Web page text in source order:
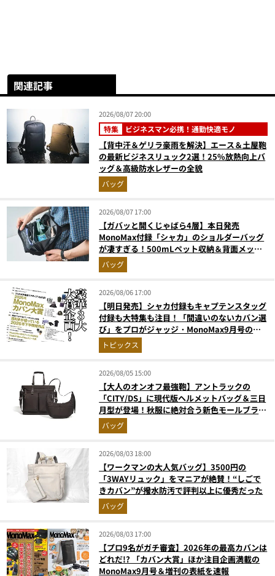
関連記事
2026/08/07 20:00
特集 ビジネスマン必携！通勤快適モノ
【背中汗＆ゲリラ豪雨を解決】エース＆土屋鞄
の最新ビジネスリュック2選！25%放熱向上バ
ッグ＆高級防水レザーの全貌
バッグ
2026/08/07 17:00
【ガバッと開くじゃばら4層】本日発売
MonoMax付録「シャカ」のショルダーバッグ
が凄すぎる！500mLペット収納＆背面メッシ
ュでベタつかない
バッグ
2026/08/06 17:00
【明日発売】シャカ付録もキャプテンスタッグ
付録も大特集も注目！「間違いのないカバン選
び」をプロがジャッジ・MonoMax9月号の目
次を公開
トピックス
2026/08/05 15:00
【大人のオンオフ最強鞄】アントラックの
「CITY/DS」に現代版ヘルメットバッグ＆三日
月型が登場！秋服に絶対合う新色モールブラウ
ンが傑作
バッグ
2026/08/03 18:00
【ワークマンの大人気バッグ】3500円の
「3WAYリュック」をマニアが絶賛！“しごで
きカバン”が撥水防汚で評判以上に優秀だった
バッグ
2026/08/03 17:00
【プロ9名がガチ審査】2026年の最高カバンは
どれだ!? 「カバン大賞」ほか注目企画満載の
MonoMax9月号＆増刊の表紙を速報